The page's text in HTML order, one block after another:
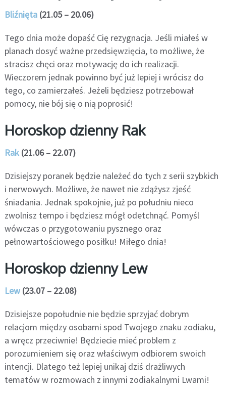
Bliźnięta(21.05 – 20.06)
Tego dnia może dopaść Cię rezygnacja. Jeśli miałeś w
planach dosyć ważne przedsięwzięcia, to możliwe, że
stracisz chęci oraz motywację do ich realizacji.
Wieczorem jednak powinno być już lepiej i wrócisz do
tego, co zamierzałeś. Jeżeli będziesz potrzebował
pomocy, nie bój się o nią poprosić!
Horoskop dzienny Rak
Rak(21.06 – 22.07)
Dzisiejszy poranek będzie należeć do tych z serii szybkich
i nerwowych. Możliwe, że nawet nie zdążysz zjeść
śniadania. Jednak spokojnie, już po południu nieco
zwolnisz tempo i będziesz mógł odetchnąć. Pomyśl
wówczas o przygotowaniu pysznego oraz
pełnowartościowego posiłku! Miłego dnia!
Horoskop dzienny Lew
Lew(23.07 – 22.08)
Dzisiejsze popołudnie nie będzie sprzyjać dobrym
relacjom między osobami spod Twojego znaku zodiaku,
a wręcz przeciwnie! Będziecie mieć problem z
porozumieniem się oraz właściwym odbiorem swoich
intencji. Dlatego też lepiej unikaj dziś drażliwych
tematów w rozmowach z innymi zodiakalnymi Lwami!